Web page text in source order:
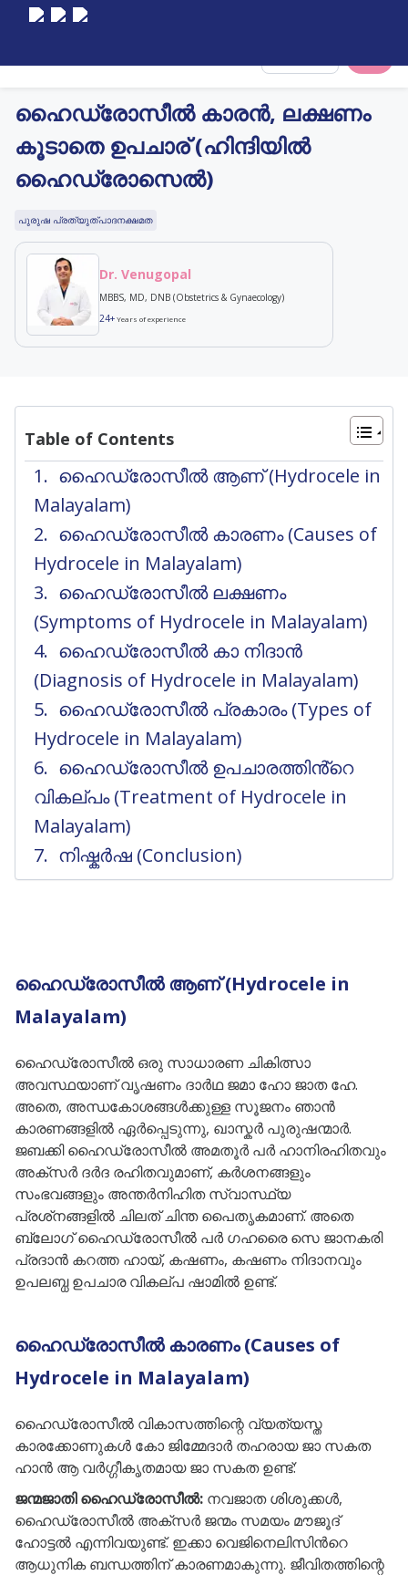
ഹൈഡ്രോസീൽ കാരൻ, ലക്ഷണം
കൂടാതെ ഉപചാര് (ഹിന്ദിയിൽ
ഹൈഡ്രോസെൽ)
പുരുഷ പ്രത്യുത്പാദനക്ഷമത
Dr. Venugopal
MBBS, MD, DNB (Obstetrics & Gynaecology)
24+Years of experience
Table of Contents
ഹൈഡ്രോസീൽ ആണ് (Hydrocele in
Malayalam)
ഹൈഡ്രോസീൽ കാരണം (Causes of
Hydrocele in Malayalam)
ഹൈഡ്രോസീൽ ലക്ഷണം
(Symptoms of Hydrocele in Malayalam)
ഹൈഡ്രോസീൽ കാ നിദാൻ
(Diagnosis of Hydrocele in Malayalam)
ഹൈഡ്രോസീൽ പ്രകാരം (Types of
Hydrocele in Malayalam)
ഹൈഡ്രോസീൽ ഉപചാരത്തിൻ്റെ
വികല്പം (Treatment of Hydrocele in
Malayalam)
നിഷ്കർഷ (Conclusion)
ഹൈഡ്രോസീൽ ആണ് (Hydrocele in
Malayalam)
ഹൈഡ്രോസീൽ ഒരു സാധാരണ ചികിത്സാ
അവസ്ഥയാണ് വൃഷണം ദാർഥ ജമാ ഹോ ജാത ഹേ.
അതെ, അന്ധകോശങ്ങൾക്കുള്ള സൂജനം ഞാൻ
കാരണങ്ങളിൽ ഏർപ്പെടുന്നു, ഖാസ്കർ പുരുഷന്മാർ.
ജബക്കി ഹൈഡ്രോസീൽ അമതൂർ പർ ഹാനിരഹിതവും
അക്സർ ദർദ രഹിതവുമാണ്, കർശനങ്ങളും
സംഭവങ്ങളും അന്തർനിഹിത സ്വാസ്ഥ്യ
പ്രശ്‌നങ്ങളിൽ ചിലത് ചിന്ത പൈതൃകമാണ്. അതെ
ബ്ലോഗ് ഹൈഡ്രോസീൽ പർ ഗഹരൈ സെ ജാനകരി
പ്രദാൻ കറത്ത ഹായ്, കഷണം, കഷണം നിദാനവും
ഉപലബ്ധ ഉപചാര വികല്പ ഷാമിൽ ഉണ്ട്.
ഹൈഡ്രോസീൽ കാരണം (Causes of
Hydrocele in Malayalam)
ഹൈഡ്രോസീൽ വികാസത്തിന്റെ വ്യത്യസ്ത
കാരക്കോണുകൾ കോ ജിമ്മേദാർ തഹരായ ജാ സകത
ഹാൻ ആ വർഗ്ഗീകൃതമായ ജാ സകത ഉണ്ട്:
ജന്മജാതി ഹൈഡ്രോസീൽ: നവജാത ശിശുക്കൾ,
ഹൈഡ്രോസീൽ അക്‌സർ ജന്മം സമയം മൗജൂദ്
ഹോട്ടൽ എന്നിവയുണ്ട്. ഇക്കാ വെജിനെലിസിൻറെ
ആധുനിക ബന്ധത്തിന് കാരണമാകുന്നു. ജീവിതത്തിന്റെ